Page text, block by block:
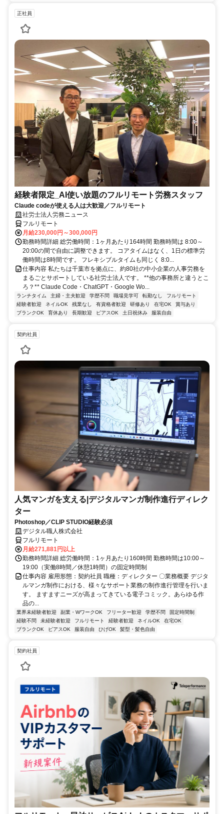
正社員
経験者限定_AI使い放題のフルリモート労務スタッフ
Claude codeが使える人は大歓迎／フルリモート
社労士法人労務ニュース
フルリモート
月給230,000円～300,000円
勤務時間詳細 総労働時間：1ヶ月あたり164時間 勤務時間は 8:00～
20:00の間で自由に調整できます。 コアタイムはなく、1日の標準労
働時間は8時間です。 フレキシブルタイムも同じく 8:0...
仕事内容 私たちは千葉市を拠点に、約80社の中小企業の人事労務を
まるごとサポートしている社労士法人です。 **他の事務所と違うとこ
ろ？** Claude Code・ChatGPT・Google Wo...
ランチタイム 主婦・主夫歓迎 学歴不問 職場見学可 転勤なし
フルリモート
経験者歓迎
ネイルOK 残業なし 有資格者歓迎 研修あり 在宅OK
賞与あり
ブランクOK
育休あり 長期歓迎 ピアスOK 土日祝休み 服装自由
契約社員
人気マンガを支える|デジタルマンガ制作進行ディレク
ター
Photoshop／CLIP STUDIO経験必須
デジタル職人株式会社
フルリモート
月給271,881円以上
勤務時間詳細 総労働時間：1ヶ月あたり160時間 勤務時間は10:00～
19:00（実働8時間／休憩1時間）の固定時間制
仕事内容 雇用形態：契約社員 職種：ディレクター 〇業務概要 デジタ
ルマンガ制作における、様々なサポート業務の制作進行管理を行いま
す。 ますますニーズが高まってきている電子コミック。あらゆる作
品の...
業界未経験者歓迎 副業・WワークOK フリーター歓迎 学歴不問
固定時間制
経験不問
未経験者歓迎 フルリモート 経験者歓迎 ネイルOK
在宅OK
ブランクOK
ピアスOK 服装自由 ひげOK 髪型・髪色自由
契約社員